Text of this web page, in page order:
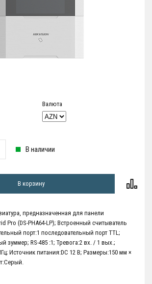
Валюта
В наличии
В корзину
предназначенная для панели
Pro (DS-PHA64-LP); Встроенный считыватель
порт:1 последовательный порт TTL;
зуммер; RS-485 :1; Тревога:2 вх. / 1 вых.;
Источник питания:DC 12 В; Размеры:150 мм ×